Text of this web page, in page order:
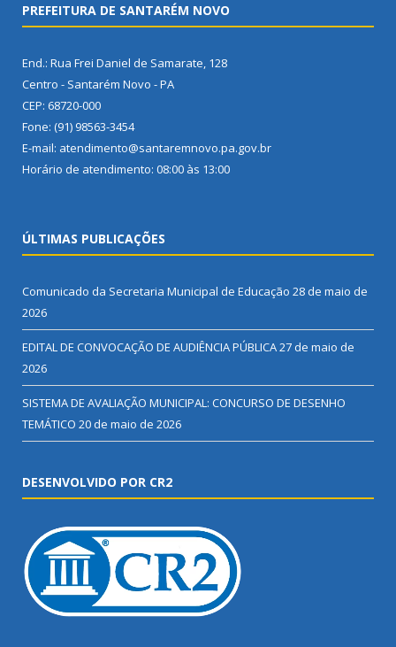
PREFEITURA DE SANTARÉM NOVO
End.: Rua Frei Daniel de Samarate, 128
Centro - Santarém Novo - PA
CEP: 68720-000
Fone: (91) 98563-3454
E-mail: atendimento@santaremnovo.pa.gov.br
Horário de atendimento: 08:00 às 13:00
ÚLTIMAS PUBLICAÇÕES
Comunicado da Secretaria Municipal de Educação 28 de maio de
2026
EDITAL DE CONVOCAÇÃO DE AUDIÊNCIA PÚBLICA27 de maio de
2026
SISTEMA DE AVALIAÇÃO MUNICIPAL: CONCURSO DE DESENHO
TEMÁTICO 20 de maio de 2026
DESENVOLVIDO POR CR2